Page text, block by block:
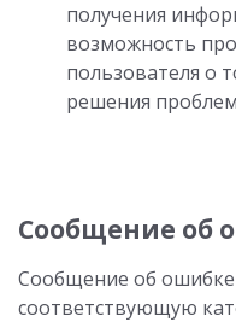
получения
возможность
пользователя о
решения
Сообщение об
Сообщение об
соответствующую